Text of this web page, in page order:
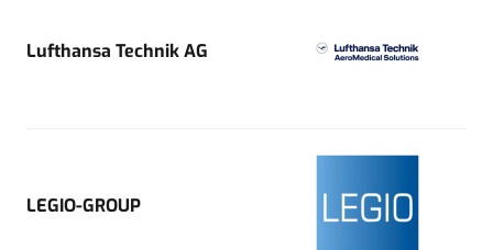
Lufthansa Technik AG
LEGIO-GROUP